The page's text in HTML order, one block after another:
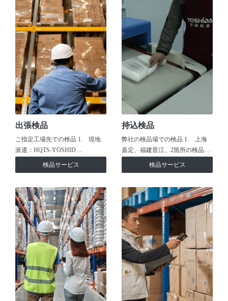
出張検品
ご指定工場先での検品 1. 現地
派遣：HQTS-YOSHID…
検品サービス
持込検品
弊社の検品場での検品 1. 上海
嘉定、福建晋江、2箇所の検品…
検品サービス